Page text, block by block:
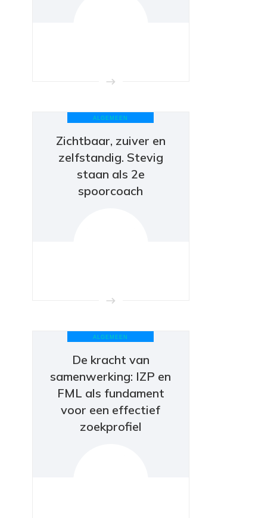
ALGEMEEN
Zichtbaar, zuiver en
zelfstandig. Stevig
staan als 2e
spoorcoach
ALGEMEEN
De kracht van
samenwerking: IZP en
FML als fundament
voor een effectief
zoekprofiel